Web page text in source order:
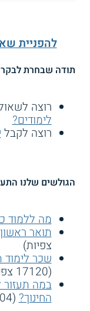
להפניית
תודה שבחרת
רוצה
לימודים?
רוצה לקבל
הגולשים שלנו
מה ללמוד
תואר ראשון בגיל 50 ללא
צפיות)
שכר
(17120 צפיות)
במה תעזור
החינוך? (16504 צפיות)